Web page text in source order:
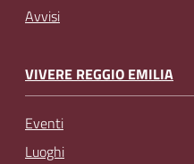
Avvisi
VIVERE REGGIO EMILIA
Eventi
Luoghi